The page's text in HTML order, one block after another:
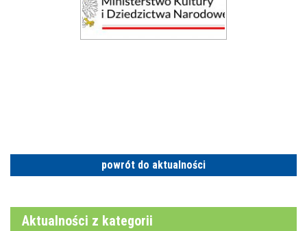
powrót do aktualności
Aktualności z kategorii